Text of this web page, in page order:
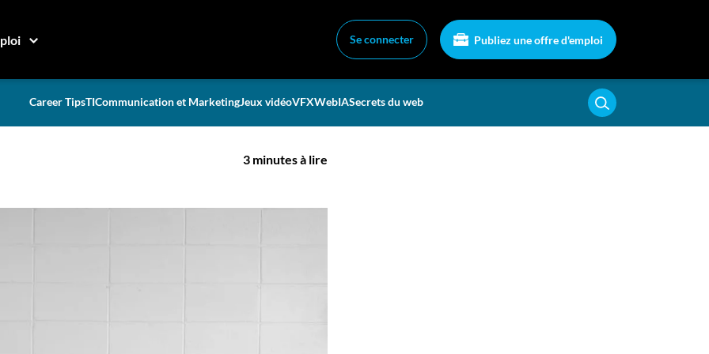
Se connecter Publiez une offre d'emploi
Career TipsTICommunication et MarketingJeux vidéoVFXWebIASecrets du web
Voici nos conseils!
stress en entrevue?
3 minutes à lire